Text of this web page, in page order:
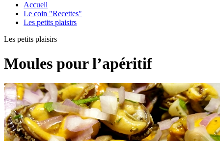
Accueil
Le coin "Recettes"
Les petits plaisirs
Les petits plaisirs
Moules pour l’apéritif